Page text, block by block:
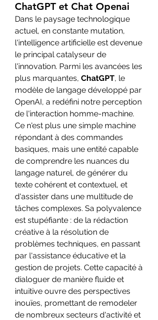
ChatGPT et Chat Openai
Dans le paysage technologique
actuel, en constante mutation,
l'intelligence artificielle est devenue
le principal catalyseur de
l'innovation. Parmi les avancées les
plus marquantes, ChatGPT, le
modèle de langage développé par
OpenAI, a redéfini notre perception
de l'interaction homme-machine.
Ce n'est plus une simple machine
répondant à des commandes
basiques, mais une entité capable
de comprendre les nuances du
langage naturel, de générer du
texte cohérent et contextuel, et
d'assister dans une multitude de
tâches complexes. Sa polyvalence
est stupéfiante : de la rédaction
créative à la résolution de
problèmes techniques, en passant
par l'assistance éducative et la
gestion de projets. Cette capacité à
dialoguer de manière fluide et
intuitive ouvre des perspectives
inouïes, promettant de remodeler
de nombreux secteurs d'activité et